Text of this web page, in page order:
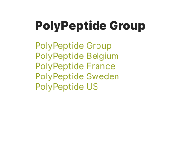
PolyPeptide Group
PolyPeptide Group
PolyPeptide Belgium
PolyPeptide France
PolyPeptide Sweden
PolyPeptide US